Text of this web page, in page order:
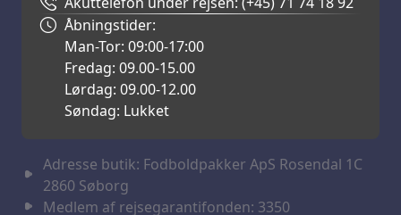
Åbningstider:
Man-Tor: 09:00-17:00
Fredag: 09.00-15.00
Lørdag: 09.00-12.00
Søndag: Lukket
Adresse butik: Fodboldpakker ApS Rosendal 1C
2860 Søborg
Medlem af rejsegarantifonden: 3350